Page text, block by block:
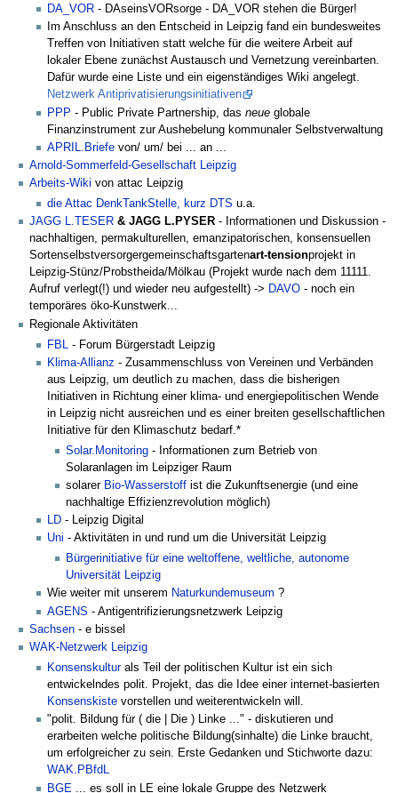
DA_VOR - DAseinsVORsorge - DA_VOR stehen die Bürger!
Im Anschluss an den Entscheid in Leipzig fand ein bundesweites
Treffen von Initiativen statt welche für die weitere Arbeit auf
lokaler Ebene zunächst Austausch und Vernetzung vereinbarten.
Dafür wurde eine Liste und ein eigenständiges Wiki angelegt.
Netzwerk Antiprivatisierungsinitiativen
PPP - Public Private Partnership, dasneue globale
Finanzinstrument zur Aushebelung kommunaler Selbstverwaltung
APRIL.Briefe von/ um/ bei ... an ...
Arnold-Sommerfeld-Gesellschaft Leipzig
Arbeits-Wiki von attac Leipzig
die Attac DenkTankStelle, kurz DTS u.a.
JAGG L.TESER & JAGG L.PYSER - Informationen und Diskussion -
nachhaltigen, permakulturellen, emanzipatorischen, konsensuellen
Sortenselbstversorgergemeinschaftsgartenart-tensionprojekt in
Leipzig-Stünz/Probstheida/Mölkau (Projekt wurde nach dem 11111.
Aufruf verlegt(!) und wieder neu aufgestellt) -> DAVO - noch ein
temporäres öko-Kunstwerk...
Regionale Aktivitäten
FBL
- Forum Bürgerstadt Leipzig
Klima-Allianz - Zusammenschluss von Vereinen und Verbänden
aus Leipzig, um deutlich zu machen, dass die bisherigen
Initiativen in Richtung einer klima- und energiepolitischen Wende
in Leipzig nicht ausreichen und es einer breiten gesellschaftlichen
Initiative für den Klimaschutz bedarf.*
Solar.Monitoring- Informationen zum Betrieb von
Solaranlagen im Leipziger Raum
solarer Bio-Wasserstoffist die Zukunftsenergie (und eine
nachhaltige Effizienzrevolution möglich)
LD - Leipzig Digital
Uni - Aktivitäten in und rund um die Universität Leipzig
Bürgerinitiative für eine weltoffene, weltliche, autonome
Universität Leipzig
Wie weiter mit unserem Naturkundemuseum ?
AGENS - Antigentrifizierungsnetzwerk Leipzig
Sachsen - e bissel
WAK-Netzwerk Leipzig
Konsenskulturals Teil der politischen Kultur ist ein sich
entwickelndes polit. Projekt, das die Idee einer internet-basierten
Konsenskiste vorstellen und weiterentwickeln will.
"polit. Bildung für ( die | Die ) Linke ..." - diskutieren und
erarbeiten welche politische Bildung(sinhalte) die Linke braucht,
um erfolgreicher zu sein. Erste Gedanken und Stichworte dazu:
WAK.PBfdL
BGE ... es soll in LE eine lokale Gruppe des Netzwerk